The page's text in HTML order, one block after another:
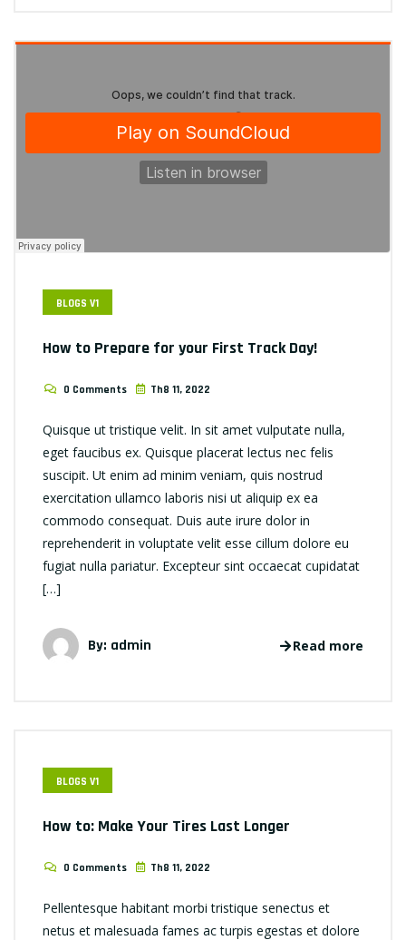
BLOGS V1
How to Prepare for your First Track Day!
0 Comments Th8 11, 2022
Quisque ut tristique velit. In sit amet vulputate nulla,
eget faucibus ex. Quisque placerat lectus nec felis
suscipit. Ut enim ad minim veniam, quis nostrud
exercitation ullamco laboris nisi ut aliquip ex ea
commodo consequat. Duis aute irure dolor in
reprehenderit in voluptate velit esse cillum dolore eu
fugiat nulla pariatur. Excepteur sint occaecat cupidatat
[…]
By: admin Read more
BLOGS V1
How to: Make Your Tires Last Longer
0 Comments Th8 11, 2022
Pellentesque habitant morbi tristique senectus et
netus et malesuada fames ac turpis egestas et dolore